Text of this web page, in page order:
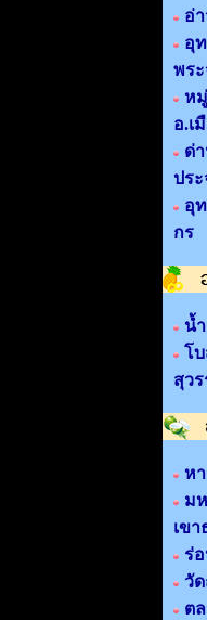
อ่
อุ
พร
ห
อ.เ
ด่
ปร
อุ
กร
น้
โ
สุว
ห
ม
เข
ร่
วั
ต